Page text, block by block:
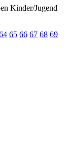
Kinder/Jugend
65 66 67 68 69